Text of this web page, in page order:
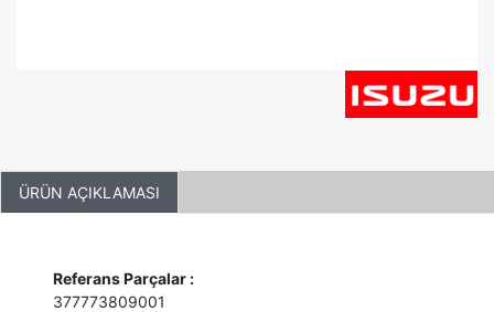
ÜRÜN AÇIKLAMASI
Referans Parçalar :
377773809001